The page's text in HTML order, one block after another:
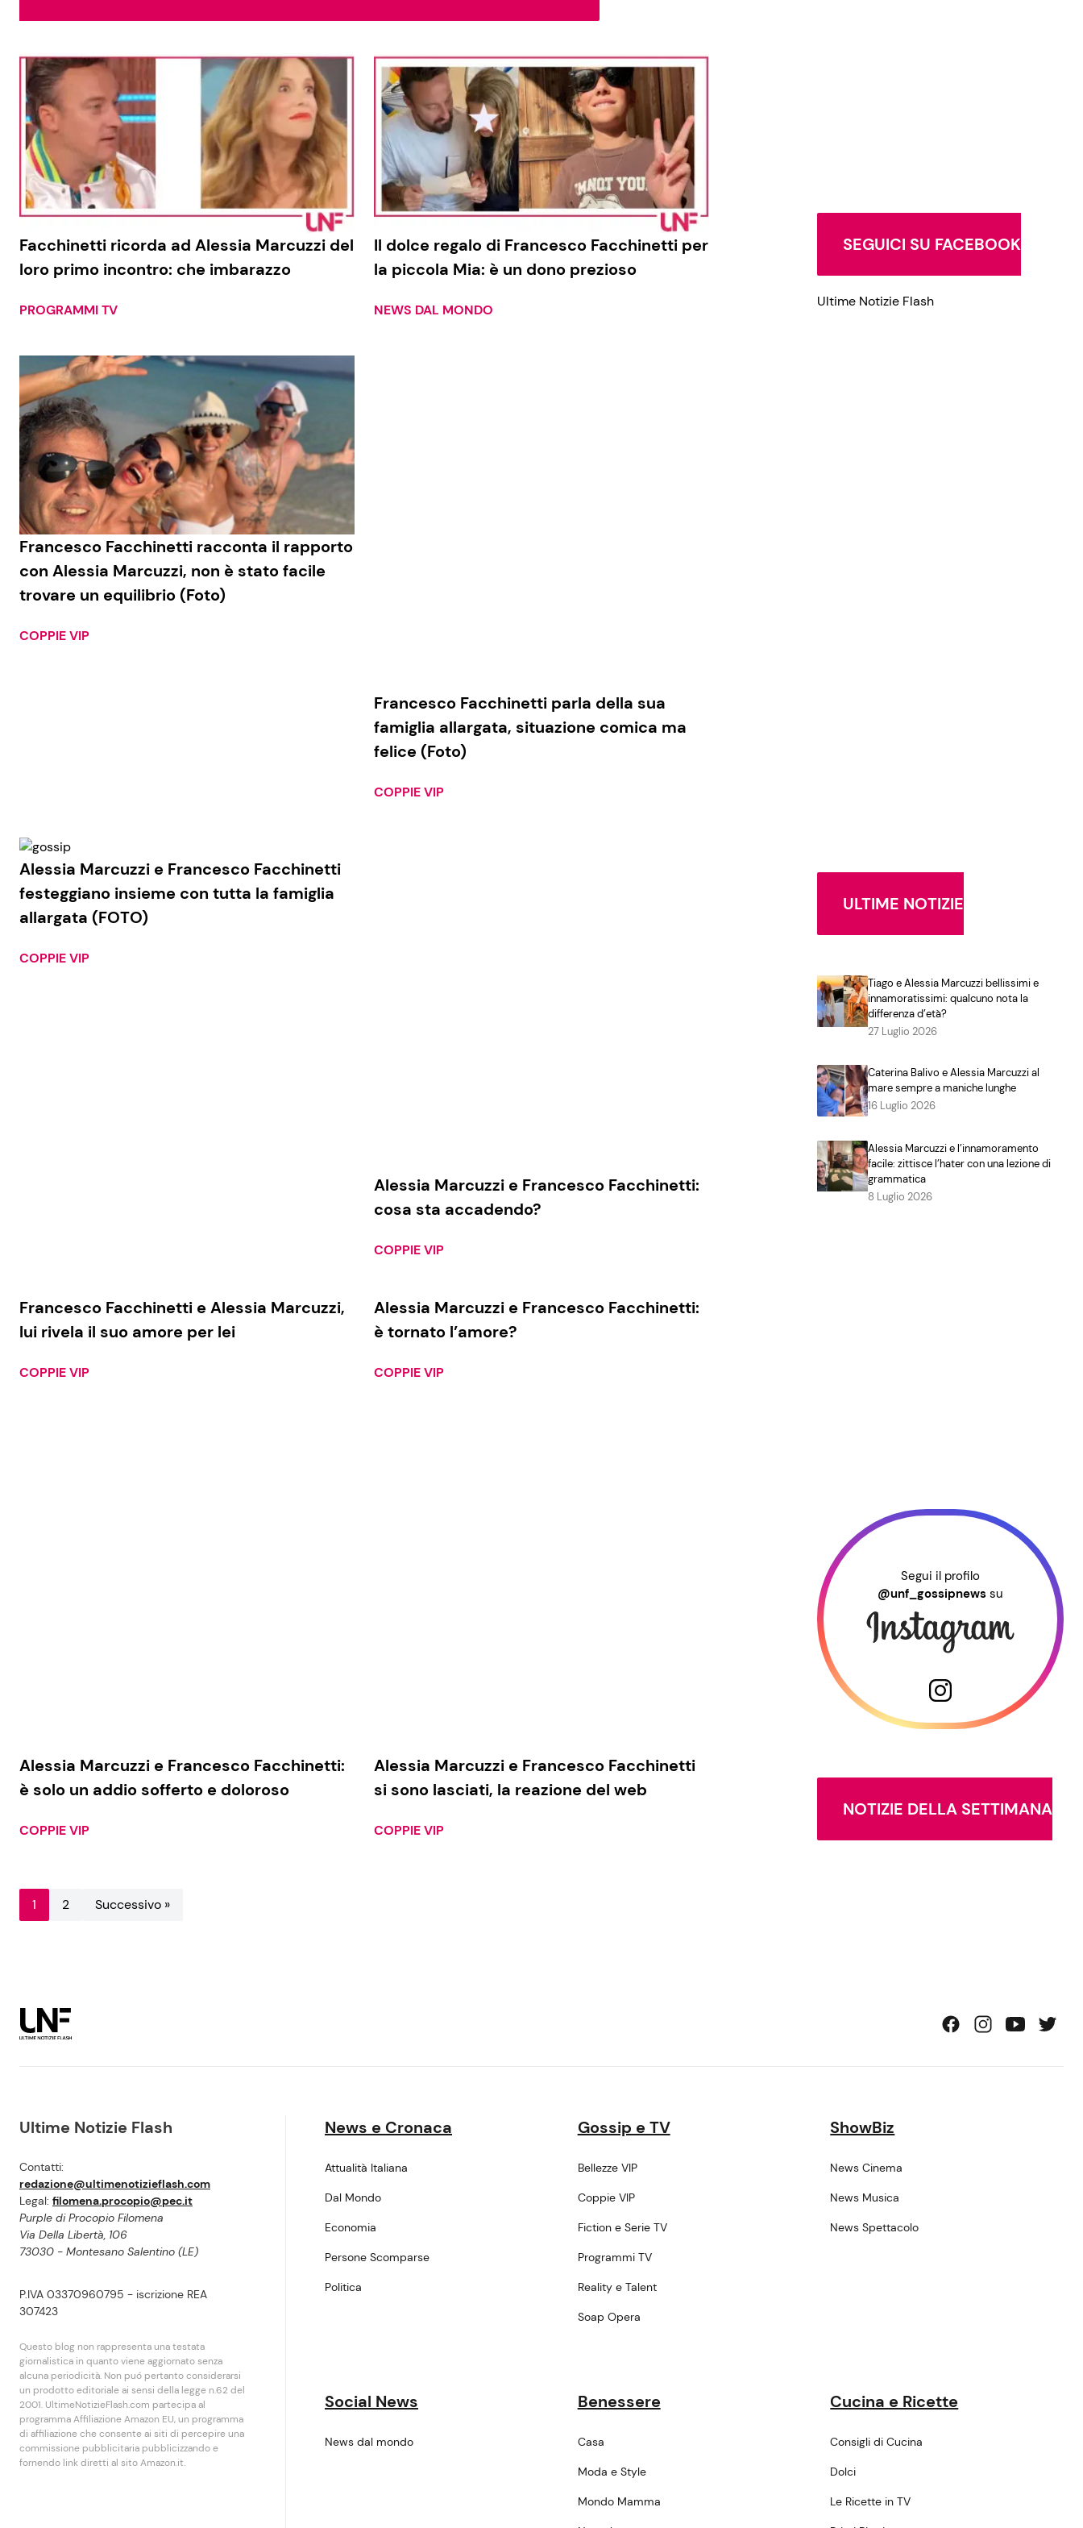
Soap Opera
Social News
News dal mondo
Benessere
Casa
Moda e Style
Mondo Mamma
News benessere
Salute
Cucina e Ricette
Consigli di Cucina
Dolci
Le Ricette in TV
Primi Piatti
Ricette Facili e Veloci
Facchinetti ricorda ad Alessia Marcuzzi del
loro primo incontro: che imbarazzo
PROGRAMMI TV
Il dolce regalo di Francesco Facchinetti per
la piccola Mia: è un dono prezioso
NEWS DAL MONDO
Francesco Facchinetti racconta il rapporto
con Alessia Marcuzzi, non è stato facile
trovare un equilibrio (Foto)
COPPIE VIP
Francesco Facchinetti parla della sua
famiglia allargata, situazione comica ma
felice (Foto)
COPPIE VIP
Alessia Marcuzzi e Francesco Facchinetti
festeggiano insieme con tutta la famiglia
allargata (FOTO)
COPPIE VIP
Alessia Marcuzzi e Francesco Facchinetti:
cosa sta accadendo?
COPPIE VIP
Francesco Facchinetti e Alessia Marcuzzi,
lui rivela il suo amore per lei
COPPIE VIP
Alessia Marcuzzi e Francesco Facchinetti:
è tornato l’amore?
COPPIE VIP
Alessia Marcuzzi e Francesco Facchinetti:
è solo un addio sofferto e doloroso
COPPIE VIP
Alessia Marcuzzi e Francesco Facchinetti
si sono lasciati, la reazione del web
COPPIE VIP
1 2 Successivo »
SEGUICI SU FACEBOOK
Ultime Notizie Flash
ULTIME NOTIZIE
Tiago e Alessia Marcuzzi bellissimi e
innamoratissimi: qualcuno nota la
differenza d’età?
27 Luglio 2026
Caterina Balivo e Alessia Marcuzzi al
mare sempre a maniche lunghe
16 Luglio 2026
Alessia Marcuzzi e l’innamoramento
facile: zittisce l’hater con una lezione di
grammatica
8 Luglio 2026
Segui il profilo
@unf_gossipnews su
NOTIZIE DELLA SETTIMANA
Ultime Notizie Flash
Contatti:
redazione@ultimenotizieflash.com
Legal: filomena.procopio@pec.it
Purple di Procopio Filomena
Via Della Libertà, 106
73030 - Montesano Salentino (LE)
P.IVA 03370960795 - iscrizione REA
307423
Questo blog non rappresenta una testata
giornalistica in quanto viene aggiornato senza
alcuna periodicità. Non puó pertanto considerarsi
un prodotto editoriale ai sensi della legge n.62 del
2001. UltimeNotizieFlash.com partecipa al
programma Affiliazione Amazon EU, un programma
di affiliazione che consente ai siti di percepire una
commissione pubblicitaria pubblicizzando e
fornendo link diretti al sito Amazon.it.
News e Cronaca
Attualità Italiana
Dal Mondo
Economia
Persone Scomparse
Politica
Gossip e TV
Bellezze VIP
Coppie VIP
Fiction e Serie TV
Programmi TV
Reality e Talent
Soap Opera
ShowBiz
News Cinema
News Musica
News Spettacolo
Social News
News dal mondo
Benessere
Casa
Moda e Style
Mondo Mamma
Cucina e Ricette
Consigli di Cucina
Dolci
Le Ricette in TV